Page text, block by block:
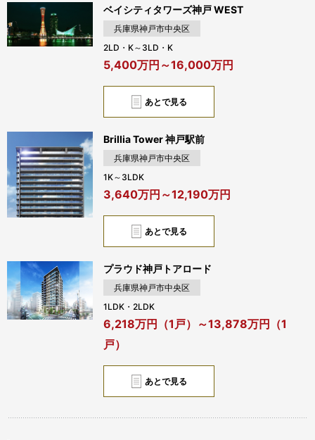
あとで見る
ベイシティタワーズ神戸 WEST
兵庫県神戸市中央区
2LD・K～3LD・K
5,400万円～16,000万円
あとで見る
Brillia Tower 神戸駅前
兵庫県神戸市中央区
1K～3LDK
3,640万円～12,190万円
あとで見る
プラウド神戸トアロード
兵庫県神戸市中央区
1LDK・2LDK
6,218万円（1戸）～13,878万円（1
戸）